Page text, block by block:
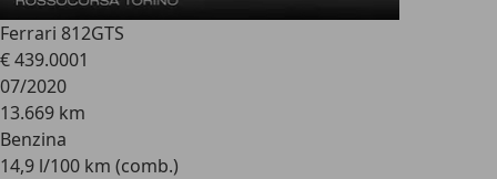
Ferrari 812GTS
€ 439.0001
07/2020
13.669 km
Benzina
14,9 l/100 km (comb.)